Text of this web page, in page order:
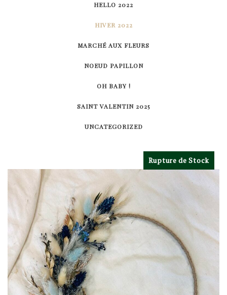
HELLO 2022
HIVER 2022
MARCHÉ AUX FLEURS
NOEUD PAPILLON
OH BABY !
SAINT VALENTIN 2025
UNCATEGORIZED
Rupture de Stock